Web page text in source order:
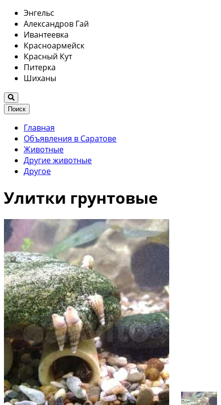
Энгельс
Александров Гай
Ивантеевка
Красноармейск
Красный Кут
Питерка
Шиханы
Поиск
Главная
Объявления в Саратове
Животные
Другие животные
Другое
Улитки грунтовые